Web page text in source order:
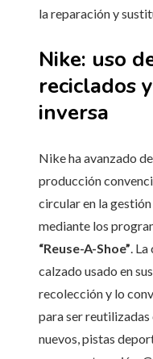
la reparación y
Nike: uso
reciclados
inversa
Nike ha avanzado
producción
circular en la
mediante los
“Reuse-A-Shoe”.
calzado usado en
recolección y lo
para ser reutilizadas
nuevos, pistas